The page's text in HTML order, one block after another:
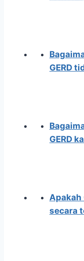
GERD
GERD
Apakah
secara